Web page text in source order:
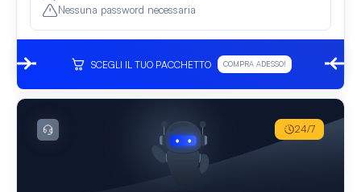
Nessuna password necessaria
SCEGLI IL TUO PACCHETTO COMPRA ADESSO!
24/7